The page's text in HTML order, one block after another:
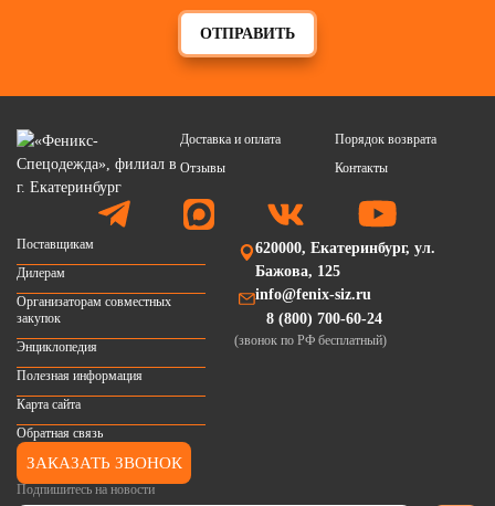
ОТПРАВИТЬ
Доставка и оплата
Порядок возврата
Отзывы
Контакты
Подпишитесь на новости
Поставщикам
Дилерам
Организаторам совместных
закупок
Энциклопедия
Полезная информация
Карта сайта
Обратная связь
620000, Екатеринбург, ул.
Бажова, 125
info@fenix-siz.ru
8 (800) 700-60-24
(звонок по РФ бесплатный)
ЗАКАЗАТЬ ЗВОНОК